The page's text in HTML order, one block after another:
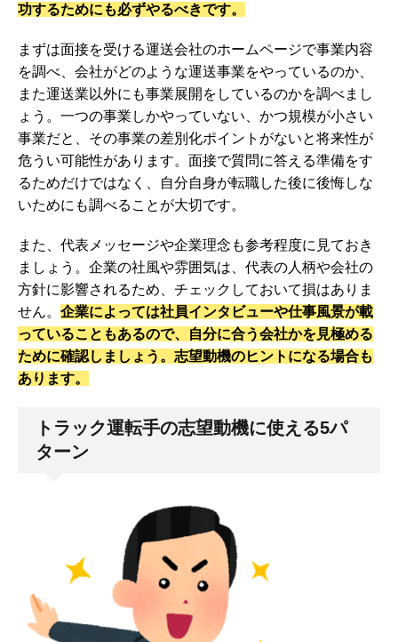
功するためにも必ずやるべきです。
まずは面接を受ける運送会社のホームページで事業内容
を調べ、会社がどのような運送事業をやっているのか、
また運送業以外にも事業展開をしているのかを調べまし
ょう。一つの事業しかやっていない、かつ規模が小さい
事業だと、その事業の差別化ポイントがないと将来性が
危うい可能性があります。面接で質問に答える準備をす
るためだけではなく、自分自身が転職した後に後悔しな
いためにも調べることが大切です。
また、代表メッセージや企業理念も参考程度に見ておき
ましょう。企業の社風や雰囲気は、代表の人柄や会社の
方針に影響されるため、チェックしておいて損はありま
せん。 企業によっては社員インタビューや仕事風景が載
っていることもあるので、自分に合う会社かを見極める
ために確認しましょう。志望動機のヒントになる場合も
あります。
トラック運転手の志望動機に使える5パ
ターン